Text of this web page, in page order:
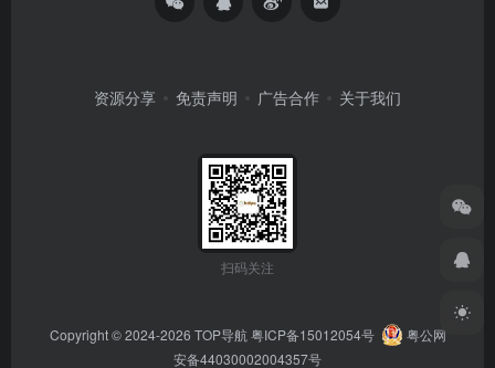
资源分享 免责声明 广告合作 关于我们
扫码关注
Copyright © 2024-2026 TOP导航 粤ICP备15012054号
粤公网
安备44030002004357号